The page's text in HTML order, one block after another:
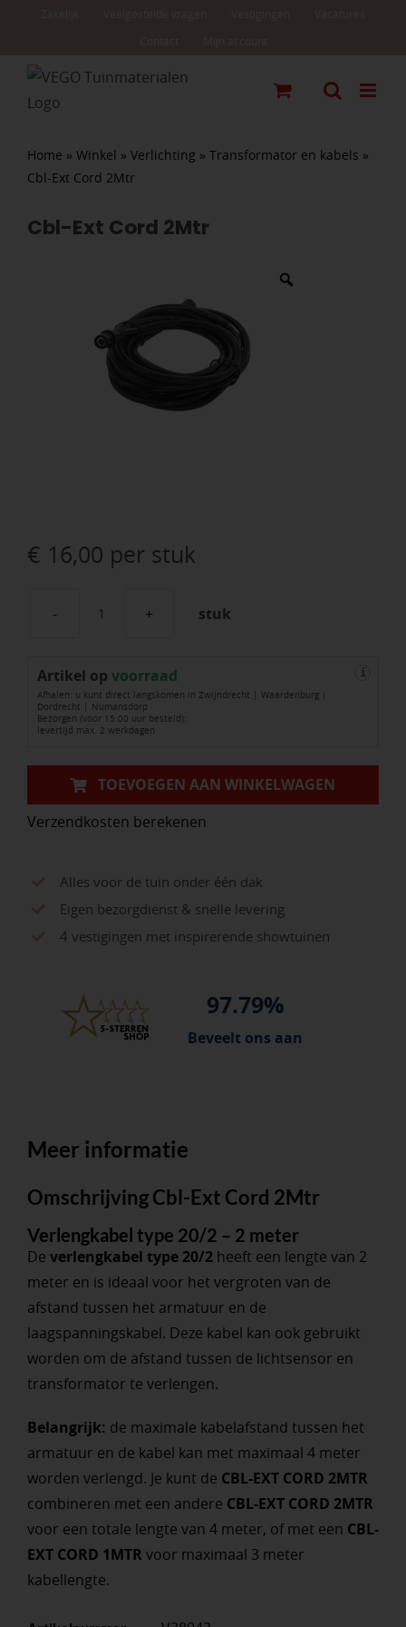
Home » Winkel » Verlichting » Transformator en kabels »
Cbl-Ext Cord 2Mtr
Cbl-Ext Cord 2Mtr
€ 16,00 per stuk
Cbl-
Cord
2Mtr
aantal
stuk
Artikel op voorraad
Afhalen: u kunt direct langskomen in Zwijndrecht | Waardenburg |
Dordrecht | Numansdorp
Bezorgen (voor 15:00 uur besteld):
levertijd max. 2 werkdagen
i
TOEVOEGEN AAN WINKELWAGEN
Verzendkosten berekenen
Alles voor de tuin onder één dak
Eigen bezorgdienst & snelle levering
4 vestigingen met inspirerende showtuinen
97.79%
Beveelt ons aan
Meer informatie
Omschrijving Cbl-Ext Cord 2Mtr
Verlengkabel type 20/2 – 2 meter
De verlengkabel type 20/2heeft een lengte van 2
meter en is ideaal voor het vergroten van de
afstand tussen het armatuur en de
laagspanningskabel. Deze kabel kan ook gebruikt
worden om de afstand tussen de lichtsensor en
transformator te verlengen.
Belangrijk: de maximale kabelafstand tussen het
armatuur en de kabel kan met maximaal 4 meter
worden verlengd. Je kunt de CBL-EXT CORD 2MTR
combineren met een andere CBL-EXT CORD 2MTR
voor een totale lengte van 4 meter, of met een CBL-
EXT CORD 1MTR voor maximaal 3 meter
kabellengte.